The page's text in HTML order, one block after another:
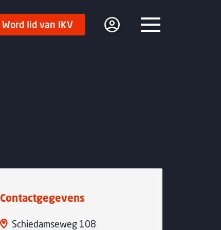
Word lid van IKV
Contactgegevens
Schiedamseweg 108